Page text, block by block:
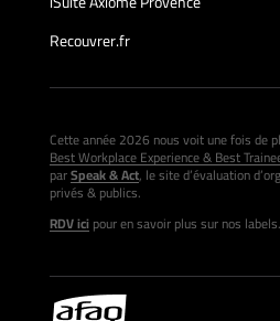
Recouvrer.fr
Cette année 2026 nous voit une fois de
Best Workplace Experience & Best
parSpeak & Act, le site d’évaluation
privés & publics.
RDV icipour en savoir plus sur nos labels.